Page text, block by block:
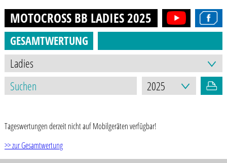
MOTOCROSS BB LADIES2025
GESAMTWERTUNG
Tageswertungen derzeit nicht auf Mobilgeräten verfügbar!
>> zur Gesamtwertung